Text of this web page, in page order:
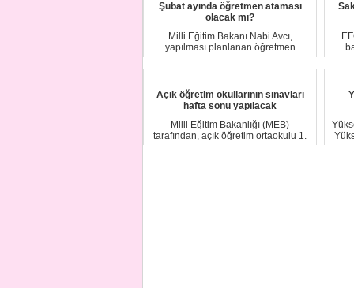
Şubat ayında öğretmen ataması
olacak mı?
Milli Eğitim Bakanı Nabi Avcı,
yapılması planlanan öğretmen
Açık öğretim okullarının sınavları
hafta sonu yapılacak
Milli Eğitim Bakanlığı (MEB)
tarafından, açık öğretim ortaokulu 1.